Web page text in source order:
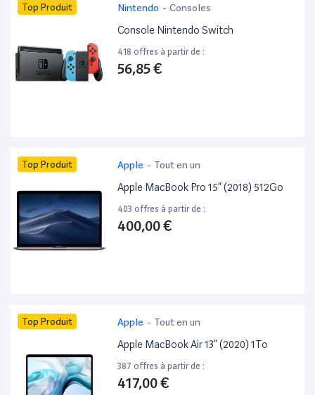
Top Produit Nintendo - Consoles
Console Nintendo Switch
418 offres à partir de :
56,85 €
Top Produit Apple - Tout en un
Apple MacBook Pro 15” (2018) 512Go
403 offres à partir de :
400,00 €
Top Produit Apple - Tout en un
Apple MacBook Air 13” (2020) 1To
387 offres à partir de :
417,00 €